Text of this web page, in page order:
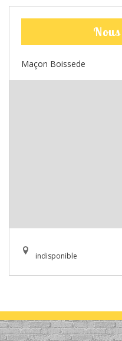
Maçon Boissede
indisponible